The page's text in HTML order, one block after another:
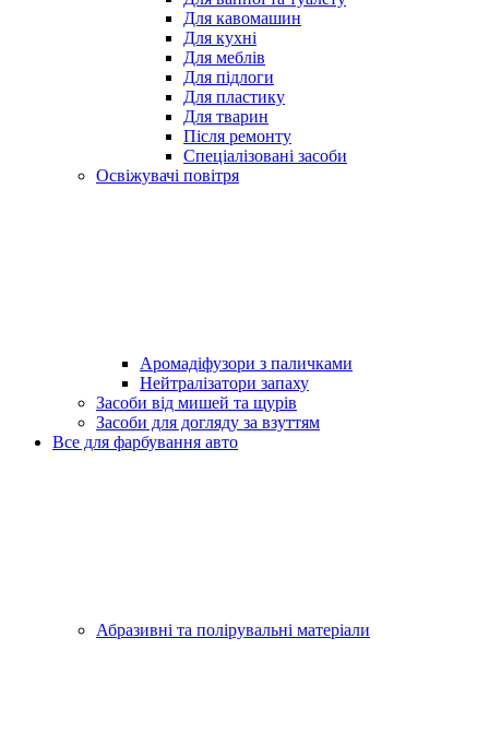
Для кавомашин
Для кухні
Для меблів
Для підлоги
Для пластику
Для тварин
Після ремонту
Спеціалізовані засоби
Освіжувачі повітря
Аромадіфузори з паличками
Нейтралізатори запаху
Засоби від мишей та щурів
Засоби для догляду за взуттям
Все для фарбування авто
Абразивні та полірувальні матеріали